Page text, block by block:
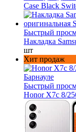
Case Black
Быстрый
Накладка
шт
Хит продаж
Быстрый
Honor X7c 8/